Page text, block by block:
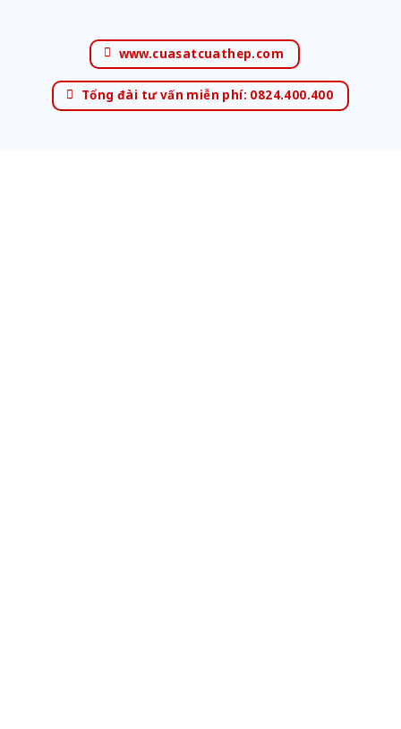
www.cuasatcuathep.com
Tổng đài tư vấn miễn phí: 0824.400.400